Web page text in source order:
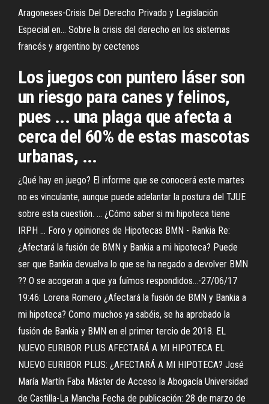
Aragoneses-Crisis Del Derecho Privado y Legislación
Especial en… Sobre la crisis del derecho en los sistemas
francés y argentino by cectenos
Los juegos con puntero láser son
un riesgo para canes y felinos,
pues ... una plaga que afecta a
cerca del 60% de estas mascotas
urbanas, ...
¿Qué hay en juego? El informe que se conocerá este martes
no es vinculante, aunque puede adelantar la postura del TJUE
sobre esta cuestión. ... ¿Cómo saber si mi hipoteca tiene
IRPH ... Foro y opiniones de Hipotecas BMN - Rankia Re:
¿Afectará la fusión de BMN y Bankia a mi hipoteca? Puede
ser que Bankia devuelva lo que se ha negado a devolver BMN
?? O se acogeran a que ya fuímos respondidos...-27/06/17
19:46: Lorena Romero ¿Afectará la fusión de BMN y Bankia a
mi hipoteca? Como muchos ya sabéis, se ha aprobado la
fusión de Bankia y BMN en el primer tercio de 2018. EL
NUEVO EURIBOR PLUS AFECTARÁ A MI HIPOTECA EL
NUEVO EURIBOR PLUS: ¿AFECTARÁ A MI HIPOTECA? José
María Martín Faba Máster de Acceso la Abogacía Universidad
de Castilla-La Mancha Fecha de publicación: 28 de marzo de